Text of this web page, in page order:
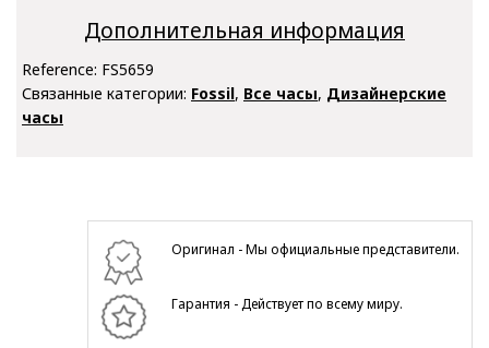
Дополнительная информация
Reference: FS5659
Связанные категории: Fossil, Все часы, Дизайнерские
часы
Оригинал - Мы официальные представители.
Гарантия - Действует по всему миру.